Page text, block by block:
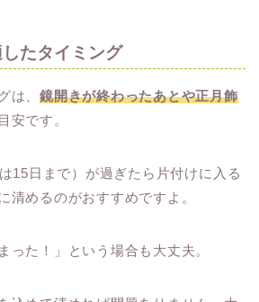
たタイミング
は、鏡開きが終わったあとや正月飾
安です。
15日まで）が過ぎたら片付けに入る
清めるのがおすすめですよ。
った！」という場合も大丈夫。